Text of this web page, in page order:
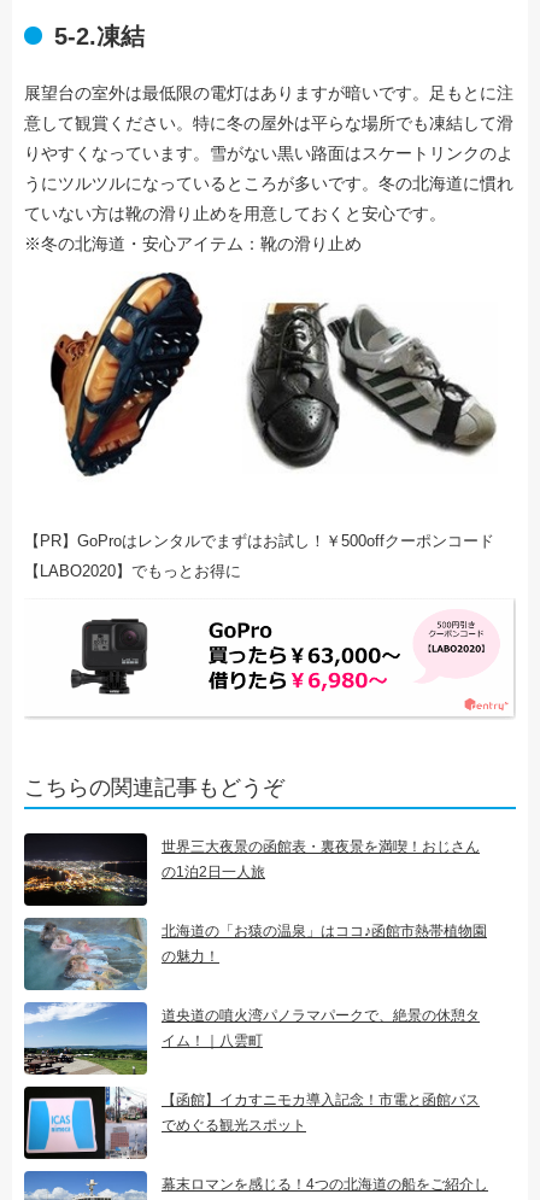
5-2.凍結
展望台の室外は最低限の電灯はありますが暗いです。足もとに注
意して観賞ください。特に冬の屋外は平らな場所でも凍結して滑
りやすくなっています。雪がない黒い路面はスケートリンクのよ
うにツルツルになっているところが多いです。冬の北海道に慣れ
ていない方は靴の滑り止めを用意しておくと安心です。
※冬の北海道・安心アイテム：靴の滑り止め
【PR】GoProはレンタルでまずはお試し！￥500offクーポンコード
【LABO2020】でもっとお得に
こちらの関連記事もどうぞ
世界三大夜景の函館表・裏夜景を満喫！おじさん
の1泊2日一人旅
北海道の「お猿の温泉」はココ♪函館市熱帯植物園
の魅力！
道央道の噴火湾パノラマパークで、絶景の休憩タ
イム！｜八雲町
【函館】イカすニモカ導入記念！市電と函館バス
でめぐる観光スポット
幕末ロマンを感じる！4つの北海道の船をご紹介し